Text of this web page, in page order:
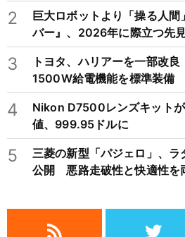
2
巨大ロボットより「操る人
バー』、2026年に際立つ先
3
トヨタ、ハリアーを一部改
1500W給電機能を標準装備
4
Nikon D7500レンズキット
値、999.95ドルに
5
三菱の新型「パジェロ」、
公開 悪路走破性と快適性を